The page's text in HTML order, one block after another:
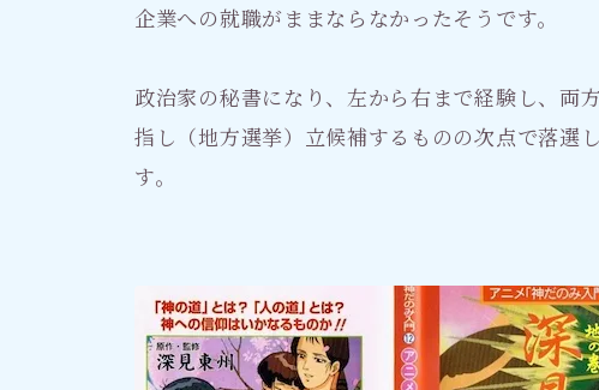
企業への就職がままならなかったそうです。
政治家の秘書になり、左から右まで経験し、両
指し（地方選挙）立候補するものの次点で落選
す。